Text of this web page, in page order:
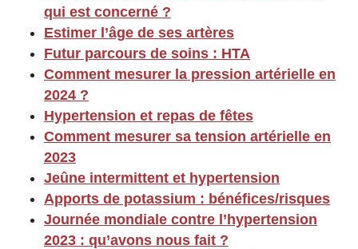
qui est concerné ?
Estimer l’âge de ses artères
Futur parcours de soins : HTA
Comment mesurer la pression artérielle en
2024 ?
Hypertension et repas de fêtes
Comment mesurer sa tension artérielle en
2023
Jeûne intermittent et hypertension
Apports de potassium : bénéfices/risques
Journée mondiale contre l’hypertension
2023 : qu’avons nous fait ?